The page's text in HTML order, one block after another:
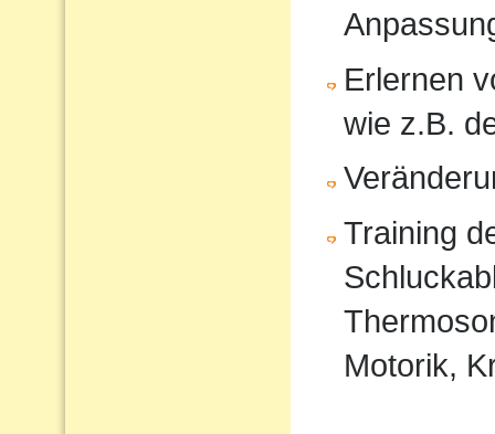
Erlernen
wie z.B.
Training
Motorik,